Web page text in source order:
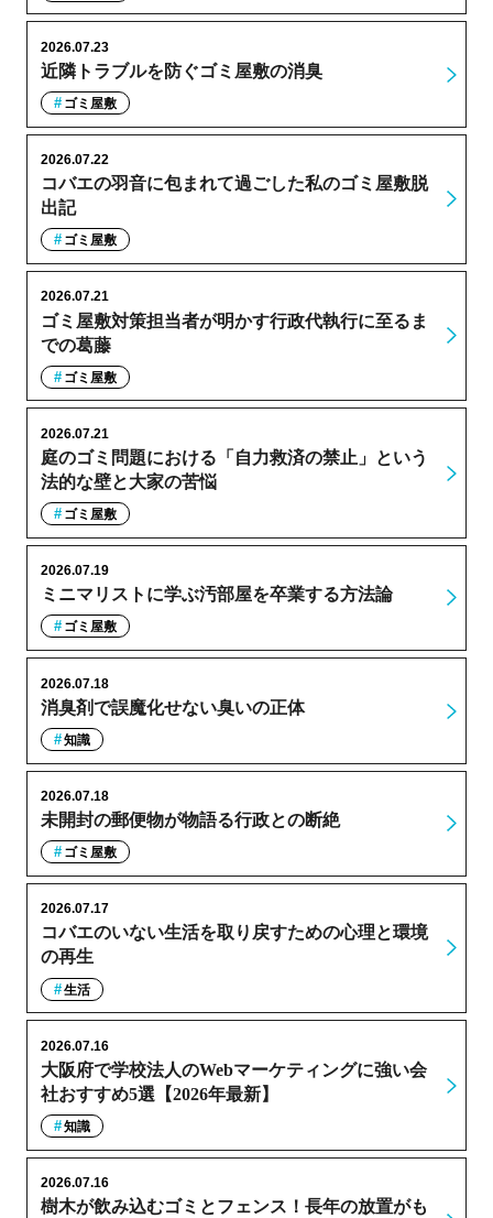
近隣トラブルを防ぐゴミ屋敷の消臭
2026.07.23
ゴミ屋敷
コバエの羽音に包まれて過ごした私のゴミ屋敷脱
出記
2026.07.22
ゴミ屋敷
ゴミ屋敷対策担当者が明かす行政代執行に至るま
での葛藤
2026.07.21
ゴミ屋敷
庭のゴミ問題における「自力救済の禁止」という
法的な壁と大家の苦悩
2026.07.21
ゴミ屋敷
ミニマリストに学ぶ汚部屋を卒業する方法論
2026.07.19
ゴミ屋敷
消臭剤で誤魔化せない臭いの正体
2026.07.18
知識
未開封の郵便物が物語る行政との断絶
2026.07.18
ゴミ屋敷
コバエのいない生活を取り戻すための心理と環境
の再生
2026.07.17
生活
大阪府で学校法人のWebマーケティングに強い会
社おすすめ5選【2026年最新】
2026.07.16
知識
樹木が飲み込むゴミとフェンス！長年の放置がも
2026.07.16